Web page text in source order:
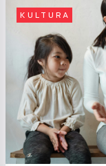
KULTURA